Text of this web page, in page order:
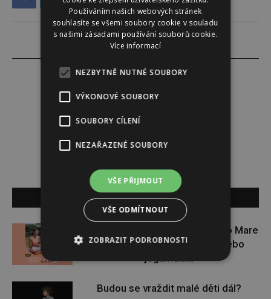
Alena Babuková
SOUVISEJÍCÍ ČLÁNKY
Zapojte se do letní soutěže s Rio Mare
a vyhrajte iWatch Series 11 nebo
jógamatku
Budou se vraždit malé děti dál?
Používáním našich webových stránek
souhlasíte se všemi soubory cookie v souladu
s našimi zásadami používání souborů cookie.
Více informací
NEZBYTNĚ NUTNÉ SOUBORY
VÝKONOVÉ SOUBORY
SOUBORY CÍLENÍ
NEZAŘAZENÉ SOUBORY
VŠE PŘIJMOUT
VŠE ODMÍTNOUT
ZOBRAZIT PODROBNOSTI